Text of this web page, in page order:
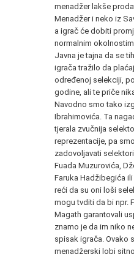
menadžer lakše
Menadžer i neko iz
a igrač će dobiti
normalnim
Javna je tajna da se
igrača tražilo da
određenoj selekciji,
godine, ali te priče
Navodno smo tako
Ibrahimovića. Ta
tjerala zvučnija
reprezentacije, pa
zadovoljavati
Fuada Muzurovića,
Faruka Hadžibegića
reći da su oni loši
mogu tvditi da bi npr.
Magath garantovali
znamo je da im niko
spisak igrača. Ovako
menadžerski lobi